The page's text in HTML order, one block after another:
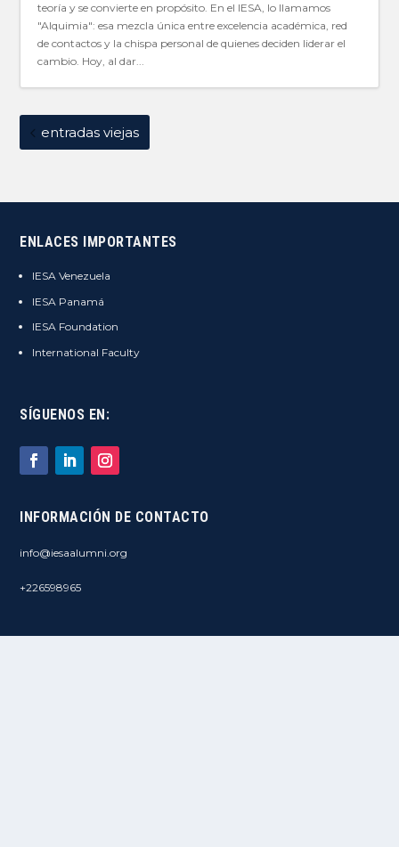
teoría y se convierte en propósito. En el IESA, lo llamamos
"Alquimia": esa mezcla única entre excelencia académica, red
de contactos y la chispa personal de quienes deciden liderar el
cambio. Hoy, al dar...
entradas viejas
ENLACES IMPORTANTES
IESA Venezuela
IESA Panamá
IESA Foundation
International Faculty
SÍGUENOS EN:
INFORMACIÓN DE CONTACTO
info@iesaalumni.org
+226598965